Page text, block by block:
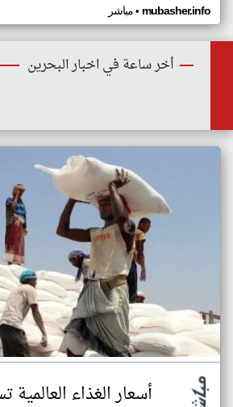
مباشر• mubasher.info
أخر ساعة في اخبار البحرين
أسعار الغذاء